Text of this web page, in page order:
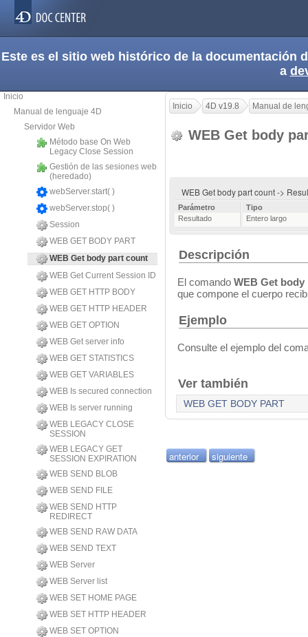
Este es el sitio web histórico de la documentación
a
Inicio
Manual de lenguaje 4D
Servidor Web
Método base On Web
Legacy Close Session
Gestión de las sesiones web
(heredado)
webServer.start( )
webServer.stop( )
Session
WEB GET BODY PART
WEB Get body part count
WEB Get Current Session ID
WEB GET HTTP BODY
WEB GET HTTP HEADER
WEB GET OPTION
WEB Get server info
WEB GET STATISTICS
WEB GET VARIABLES
WEB Is secured connection
WEB Is server running
WEB LEGACY CLOSE
SESSION
WEB LEGACY GET
SESSION EXPIRATION
WEB SEND BLOB
WEB SEND FILE
WEB SEND HTTP
REDIRECT
WEB SEND RAW DATA
WEB SEND TEXT
WEB Server
WEB Server list
WEB SET HOME PAGE
WEB SET HTTP HEADER
WEB SET OPTION
Inicio 4D v19.8 Manual de
WEB Get body
WEB Get body part count ->
Parámetro
Tipo
Resultado
Entero largo
Descripción
El comando WEB Get
que compone el cuerpo
Ejemplo
Consulte el ejemplo del
Ver también
WEB GET BODY PART
anterior siguiente